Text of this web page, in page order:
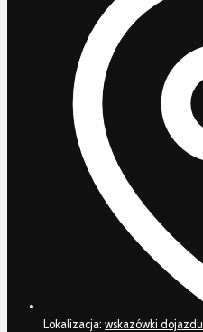
Lokalizacja: wskazówki dojazdu